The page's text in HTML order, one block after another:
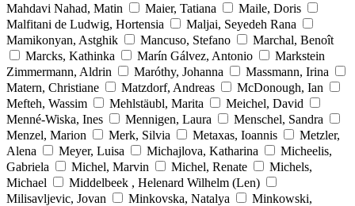
Mahdavi Nahad, Matin
Maier, Tatiana
Maile, Doris
Malfitani de Ludwig, Hortensia
Maljai, Seyedeh Rana
Mamikonyan, Astghik
Mancuso, Stefano
Marchal, Benoît
Marcks, Kathinka
Marín Gálvez, Antonio
Markstein
Zimmermann, Aldrin
Maróthy, Johanna
Massmann, Irina
Matern, Christiane
Matzdorf, Andreas
McDonough, Ian
Mefteh, Wassim
Mehlstäubl, Marita
Meichel, David
Menné-Wiska, Ines
Mennigen, Laura
Menschel, Sandra
Menzel, Marion
Merk, Silvia Metaxas, Ioannis
Metzler,
Alena
Meyer, Luisa Michajlova, Katharina
Micheelis,
Gabriela
Michel, Marvin Michel, Renate
Michels,
Michael
Middelbeek , Helenard Wilhelm (Len)
Milisavljevic, Jovan
Minkovska, Natalya
Minkowski,